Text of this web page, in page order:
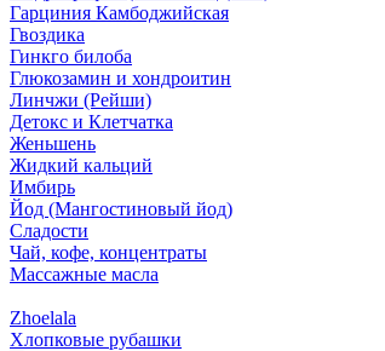
Гарциния Камбоджийская
Гвоздика
Гинкго билоба
Глюкозамин и хондроитин
Линчжи (Рейши)
Детокс и Клетчатка
Женьшень
Жидкий кальций
Имбирь
Йод (Мангостиновый йод)
Сладости
Чай, кофе, концентраты
Массажные масла
Zhoelala
Хлопковые рубашки